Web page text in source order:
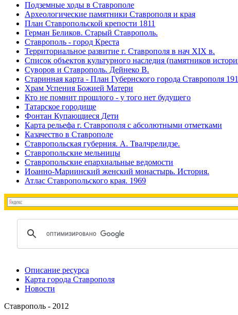
Подземные ходы в Ставрополе
Археологические памятники Ставрополя и края
План Ставропольской крепости 1811
Герман Беликов. Старый Ставрополь.
Ставрополь - город Креста
Территориальное развитие г. Ставрополя в нач XIX в.
Список объектов культурного наследия (памятников
Суворов и Ставрополь. Дейнеко В.
Старинная карта - План Губернского города Ставрополя
Храм Успения Божией Матери
Кто не помнит прошлого - у того нет будущего
Татарское городище
Фонтан Купающиеся Дети
Карта рельефа г. Ставрополя с абсолютными отметками
Казачество в Ставрополе
Ставропольская губерния. А. Твалчрелидзе.
Ставропольские мельницы
Ставропольские епархиальные ведомости
Иоанно-Мариинский женский монастырь. История.
Атлас Ставропольского края. 1969
Описание ресурса
Карта города Ставрополя
Новости
Ставрополь - 2012